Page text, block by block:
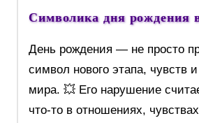
Символика дня рождения
День рождения — не просто
символ нового этапа, чувств и
мира. 💥 Его нарушение
что‑то в отношениях,